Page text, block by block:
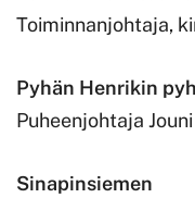
Toiminnanjohtaja,
Pyhän Henrikin
Puheenjohtaja
Sinapinsiemen